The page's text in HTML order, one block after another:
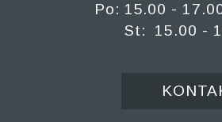
Po: 15.00 -
St: 15.00 -